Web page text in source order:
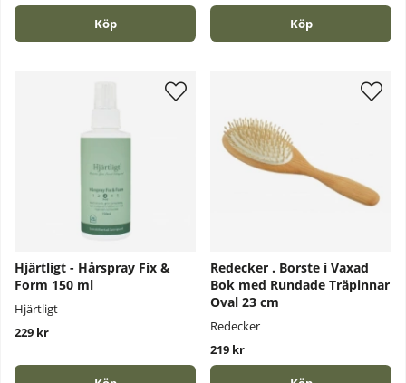
Köp Köp
Hjärtligt - Hårspray Fix &
Form 150 ml
Hjärtligt
229 kr
Redecker . Borste i Vaxad
Bok med Rundade Träpinnar
Oval 23 cm
Redecker
219 kr